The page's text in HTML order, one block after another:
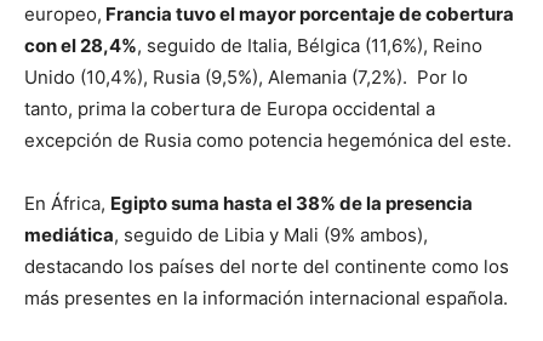
europeo, Francia tuvo el mayor porcentaje de cobertura
con el 28,4%, seguido de Italia, Bélgica (11,6%), Reino
Unido (10,4%), Rusia (9,5%), Alemania (7,2%). Por lo
tanto, prima la cobertura de Europa occidental a
excepción de Rusia como potencia hegemónica del este.
En África, Egipto suma hasta el 38% de la presencia
mediática, seguido de Libia y Mali (9% ambos),
destacando los países del norte del continente como los
más presentes en la información internacional española.